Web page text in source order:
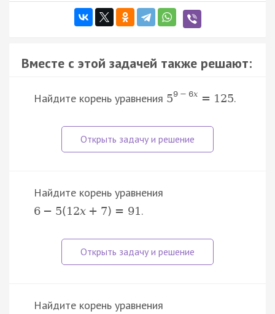
Вместе с этой задачей также решают:
Найдите корень уравнения 59 − 6x = 125.
Найдите корень уравнения
6 − 5(12x + 7) = 91 .
Найдите корень уравнения